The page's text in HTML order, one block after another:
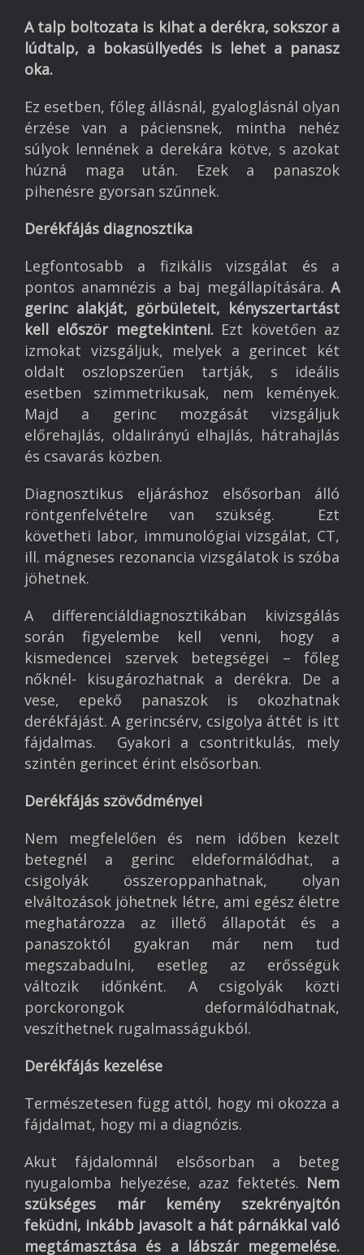
Vállalkozó iskola
Munka
Egészség
Könyvajánló
Megvalósult projektek
Referenciák
A talp boltozata is kihat a derékra, sokszor a
lúdtalp, a bokasüllyedés is lehet a panasz
oka.
Ez esetben, főleg állásnál, gyaloglásnál olyan
érzése van a páciensnek, mintha nehéz
súlyok lennének a derekára kötve, s azokat
húzná maga után. Ezek a panaszok
pihenésre gyorsan szűnnek.
Derékfájás diagnosztika
Legfontosabb a fizikális vizsgálat és a
pontos anamnézis a baj megállapítására. A
gerinc alakját, görbületeit, kényszertartást
kell először megtekinteni. Ezt követően az
izmokat vizsgáljuk, melyek a gerincet két
oldalt oszlopszerűen tartják, s ideális
esetben szimmetrikusak, nem kemények.
Majd a gerinc mozgását vizsgáljuk
előrehajlás, oldalirányú elhajlás, hátrahajlás
és csavarás közben.
Diagnosztikus eljáráshoz elsősorban álló
röntgenfelvételre van szükség. Ezt
követheti labor, immunológiai vizsgálat, CT,
ill. mágneses rezonancia vizsgálatok is szóba
jöhetnek.
A differenciáldiagnosztikában kivizsgálás
során figyelembe kell venni, hogy a
kismedencei szervek betegségei – főleg
nőknél- kisugározhatnak a derékra. De a
vese, epekő panaszok is okozhatnak
derékfájást. A gerincsérv, csigolya áttét is itt
fájdalmas. Gyakori a csontritkulás, mely
szintén gerincet érint elsősorban.
Derékfájás szövődményei
Nem megfelelően és nem időben kezelt
betegnél a gerinc eldeformálódhat, a
csigolyák összeroppanhatnak, olyan
elváltozások jöhetnek létre, ami egész életre
meghatározza az illető állapotát és a
panaszoktól gyakran már nem tud
megszabadulni, esetleg az erősségük
változik időnként. A csigolyák közti
porckorongok deformálódhatnak,
veszíthetnek rugalmasságukból.
Derékfájás kezelése
Természetesen függ attól, hogy mi okozza a
fájdalmat, hogy mi a diagnózis.
Akut fájdalomnál elsősorban a beteg
nyugalomba helyezése, azaz fektetés. Nem
szükséges már kemény szekrényajtón
feküdni, inkább javasolt a hát párnákkal való
megtámasztása és a lábszár megemelése.